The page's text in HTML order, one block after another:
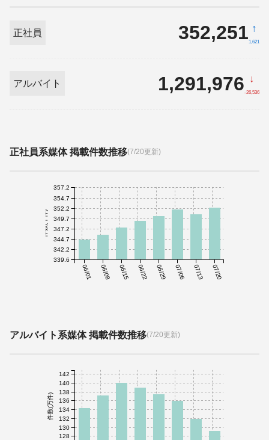
正社員 352,251 ↑
1,621
アルバイト 1,291,976 ↓
-26,536
正社員系媒体 掲載件数推移(7/20更新)
06/01 06/08 06/15 06/22 06/29 07/06 07/13 07/20
件数(千件)
339.6
342.2
344.7
347.2
349.7
352.2
354.7
357.2
アルバイト系媒体 掲載件数推移(7/20更新)
件数(万件)
128
130
132
134
136
138
140
142